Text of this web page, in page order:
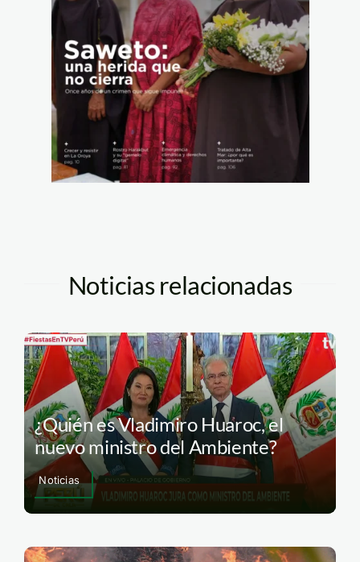
Noticias relacionadas
¿Quién es Vladimiro Huaroc, el
nuevo ministro del Ambiente?
Noticias